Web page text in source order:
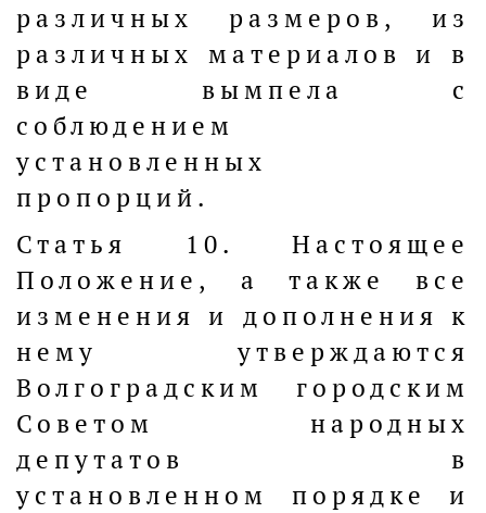
различных размеров, из
различных материалов и в
виде вымпела с
соблюдением
установленных
пропорций.
Статья 10. Настоящее
Положение, а также все
изменения и дополнения к
нему утверждаются
Волгоградским городским
Советом народных
депутатов в
установленном порядке и